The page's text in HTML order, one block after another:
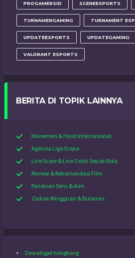
PROGAMERSID SCENEESPORTS
TURNAMENGAMING TURNAMENT
UPDATEESPORTS UPDATEGAMING
VALORANT ESPORTS
BERITA DI TOPIK LAINNYA
Klasemen & Hasil Internasional
Agenda Liga Eropa
Live Score & Live Odds Sepak Bola
Review & Rekomendasi Film
Panduan Sens & Aim
Zodiak Mingguan & Bulanan
Dewatogel hongkong